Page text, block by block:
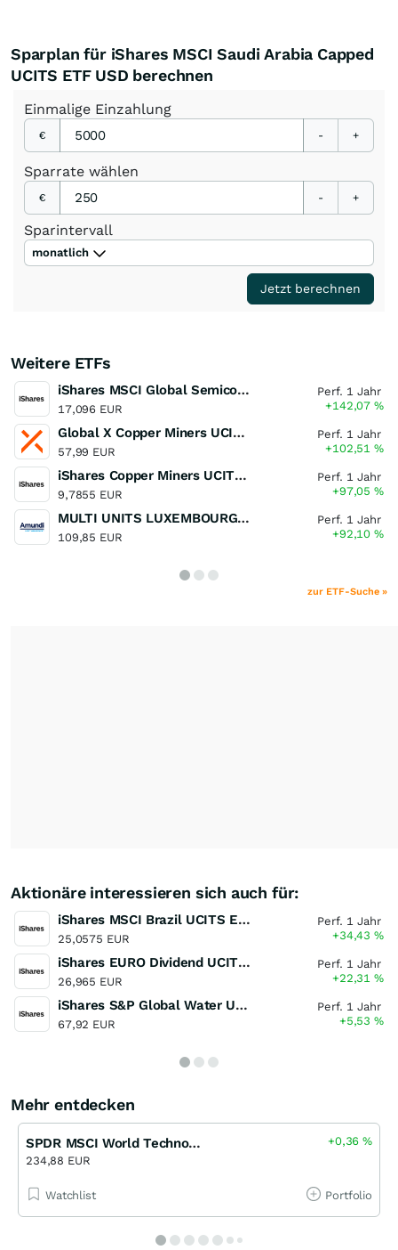
Sparplan für iShares MSCI Saudi Arabia Capped
UCITS ETF USD berechnen
Einmalige Einzahlung
€ - +
Sparrate wählen
€ - +
Sparintervall
monatlich
Jetzt berechnen
Weitere ETFs
iShares MSCI Global Semiconductors UCITS ETF USD (Acc)
17,096 EUR
Perf. 1 Jahr
+142,07%
Global X Copper Miners UCITS ETF USD Acc
57,99 EUR
Perf. 1 Jahr
+102,51%
iShares Copper Miners UCITS ETF
9,7855 EUR
Perf. 1 Jahr
+97,05%
MULTI UNITS LUXEMBOURG - Lyxor MSCI Semiconductors ESG Filtered
109,85 EUR
Perf. 1 Jahr
+92,10%
zur ETF-Suche »
Aktionäre interessieren sich auch für:
iShares MSCI Brazil UCITS ETF (Dist)
25,0575 EUR
Perf. 1 Jahr
+34,43%
iShares EURO Dividend UCITS ETF
26,965 EUR
Perf. 1 Jahr
+22,31%
iShares S&P Global Water UCITS ETF
67,92 EUR
Perf. 1 Jahr
+5,53%
Mehr entdecken
SPDR MSCI World Technology UCITS ETF USD
234,88 EUR
+0,36%
Watchlist Portfolio